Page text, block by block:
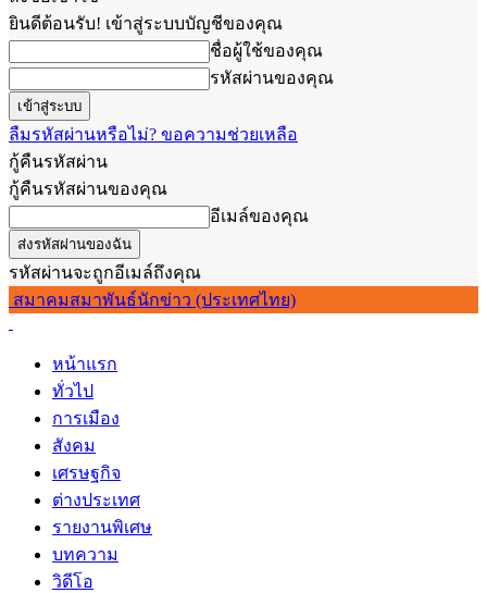
ยินดีต้อนรับ! เข้าสู่ระบบบัญชีของคุณ
ชื่อผู้ใช้ของคุณ
รหัสผ่านของคุณ
ลืมรหัสผ่านหรือไม่? ขอความช่วยเหลือ
กู้คืนรหัสผ่าน
กู้คืนรหัสผ่านของคุณ
อีเมล์ของคุณ
รหัสผ่านจะถูกอีเมล์ถึงคุณ
สมาคมสมาพันธ์นักข่าว (ประเทศไทย)
หน้าแรก
ทั่วไป
การเมือง
สังคม
เศรษฐกิจ
ต่างประเทศ
รายงานพิเศษ
บทความ
วิดีโอ